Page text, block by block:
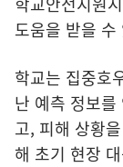
도움을 받을 수
학교는 집중호
난 예측 정보
고, 피해 상황
해 초기 현장